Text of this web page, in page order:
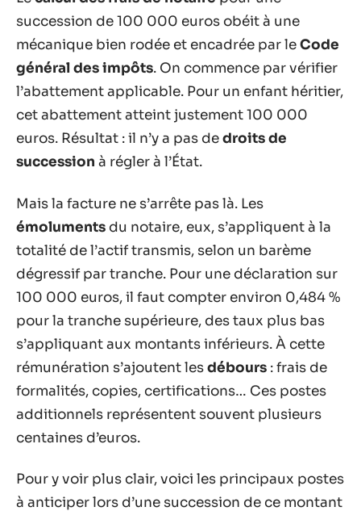
succession de 100 000 euros obéit à une
mécanique bien rodée et encadrée par leCode
général des impôts. On commence par vérifier
l’abattement applicable. Pour un enfant héritier,
cet abattement atteint justement 100 000
euros. Résultat : il n’y a pas dedroits de
succession à régler à l’État.
Mais la facture ne s’arrête pas là. Les
émoluments du notaire, eux, s’appliquent à la
totalité de l’actif transmis, selon un barème
dégressif par tranche. Pour une déclaration sur
100 000 euros, il faut compter environ 0,484 %
pour la tranche supérieure, des taux plus bas
s’appliquant aux montants inférieurs. À cette
rémunération s’ajoutent lesdébours : frais de
formalités, copies, certifications… Ces postes
additionnels représentent souvent plusieurs
centaines d’euros.
Pour y voir plus clair, voici les principaux postes
à anticiper lors d’une succession de ce montant